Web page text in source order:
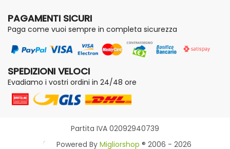
PAGAMENTI SICURI
Paga come vuoi sempre in completa sicurezza
SPEDIZIONI VELOCI
Evadiamo i vostri ordini in 24/48 ore
Partita IVA 02092940739
Powered By Migliorshop ® 2006 - 2026